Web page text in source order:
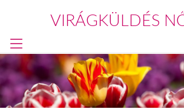
VIRÁGKÜLDÉS